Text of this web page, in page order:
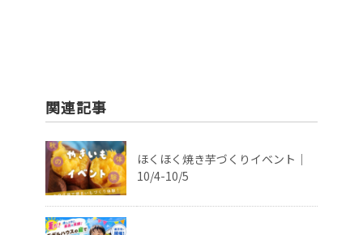
関連記事
ほくほく焼き芋づくりイベント｜
10/4-10/5